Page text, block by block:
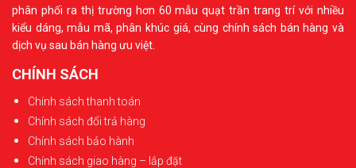
phân phối ra thị trường hơn 60 mẫu quạt trần trang trí với nhiều
kiểu dáng, mẫu mã, phân khúc giá, cùng chính sách bán hàng và
dịch vụ sau bán hàng ưu việt.
CHÍNH SÁCH
Chính sách thanh toán
Chính sách đổi trả hàng
Chính sách bảo hành
Chính sách giao hàng – lắp đặt